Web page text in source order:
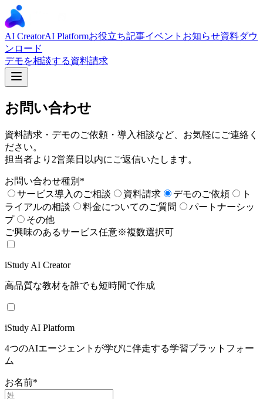
AI CreatorAI Platformお役立ち記事イベント お知らせ資料ダウ
ンロード
デモを相談する資料請求
お問い合わせ
資料請求・デモのご依頼・導入相談など、お気軽にご連絡く
ださい。
担当者より2営業日以内にご返信いたします。
お問い合わせ種別 *
サービス導入のご相談
資料請求 デモのご依頼
ト
ライアルの相談
料金についてのご質問
パートナーシッ
プ
その他
ご興味のあるサービス任意※複数選択可
iStudy AI Creator
高品質な教材を誰でも短時間で作成
iStudy AI Platform
4つのAIエージェントが学びに伴走する学習プラットフォー
ム
お名前*